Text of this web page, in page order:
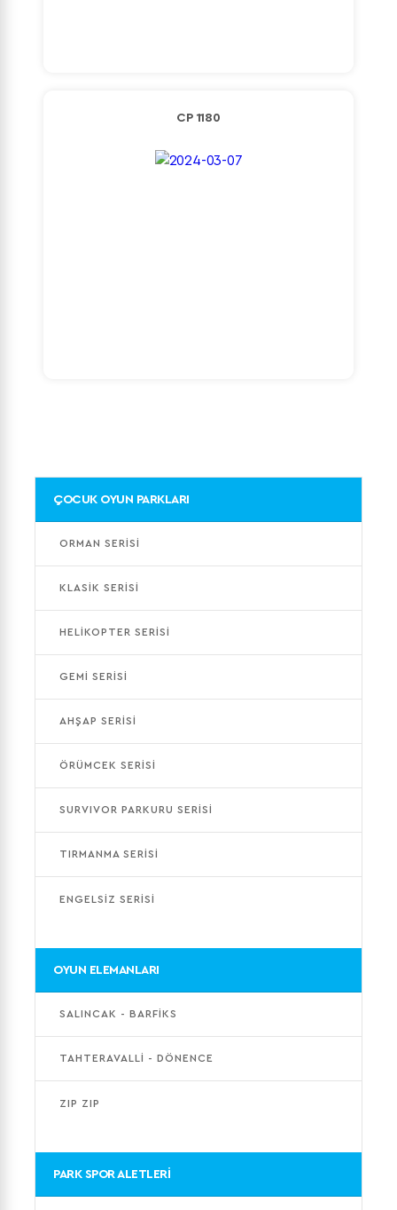
ÇOCUK OYUN PARKLARI
ORMAN SERİSİ
KLASİK SERİSİ
HELİKOPTER SERİSİ
GEMİ SERİSİ
AHŞAP SERİSİ
ÖRÜMCEK SERİSİ
SURVIVOR PARKURU SERİSİ
TIRMANMA SERİSİ
ENGELSİZ SERİSİ
OYUN ELEMANLARI
SALINCAK - BARFİKS
TAHTERAVALLİ - DÖNENCE
ZIP ZIP
PARK SPOR ALETLERİ
CP 1180